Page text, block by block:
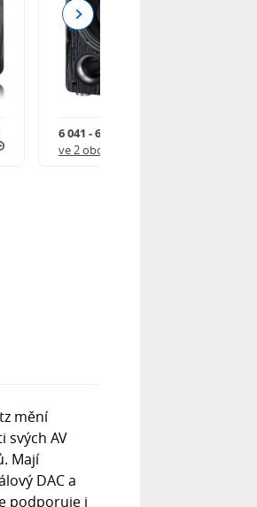
6 041 - 6 752 Kč
ve 2 obchodech
Next